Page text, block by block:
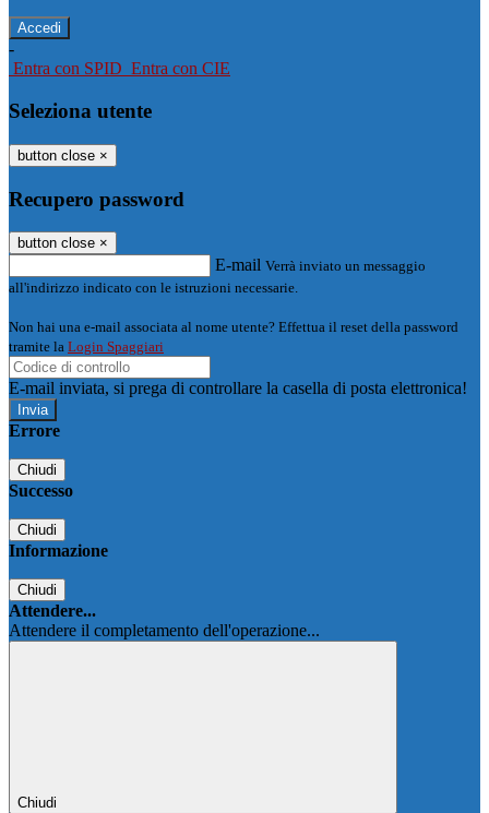
-
Entra con SPID Entra con CIE
Seleziona utente
button close ×
Recupero password
button close ×
E-mail Verrà inviato un messaggio
all'indirizzo indicato con le istruzioni necessarie.
Non hai una e-mail associata al nome utente? Effettua il reset della password
tramite la Login Spaggiari
E-mail inviata, si prega di controllare la casella di posta elettronica!
Errore
Chiudi
Successo
Chiudi
Informazione
Chiudi
Attendere...
Attendere il completamento dell'operazione...
Chiudi